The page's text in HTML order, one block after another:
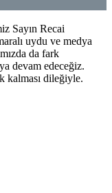
Sayın Recai
uydu ve medya
da fark
devam edeceğiz.
kalması dileğiyle.